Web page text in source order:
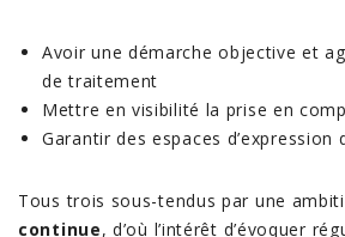
Avoir une démarche objective et
de traitement
Mettre en visibilité la prise en
Garantir des espaces d’expression
Tous trois sous-tendus par une
continue, d’où l’intérêt d’évoquer